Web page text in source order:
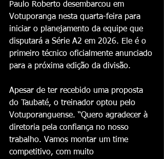
Paulo Roberto desembarcou em
Votuporanga nesta quarta-feira para
iniciar o planejamento da equipe que
disputará a Série A2 em 2026. Ele é o
primeiro técnico oficialmente anunciado
para a próxima edição da divisão.
Apesar de ter recebido uma proposta
do Taubaté, o treinador optou pelo
Votuporanguense. “Quero agradecer à
diretoria pela confiança no nosso
trabalho. Vamos montar um time
competitivo, com muito